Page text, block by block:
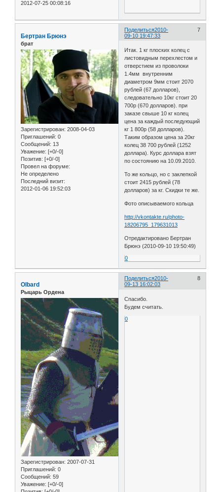
2012-07-25 00:08:16
Поделиться 7
2010-
09-10 19:47:33
Бертран Брюнэ
брат
Зарегистрирован: 2008-04-03
Приглашений: 0
Сообщений: 13
Уважение: [+0/-0]
Позитив: [+0/-0]
Провел на форуме:
Не определено
Последний визит:
2012-01-06 19:52:03
Итак. 1 кг плоских колец с
листовидным перехлестом и
отверстием из проволоки
1.4мм внутренним
диаметром 9мм стоит 2070
рублей (67 долларов),
следовательно 10кг стоит 20
700р (670 долларов). при
заказе свыше 10 кг колец
цена за каждый последующий
кг 1 800р (58 долларов).
Таким образом цена за 20кг
колец 38 700 рублей (1252
доллара). Курс доллара взят
по состоянию на 10.09.2010.
То же кольцо, но с заклепкой
стоит 2415 рублей (78
долларов) за кг. Скидки те же.
Фото описываемого кольца
http://vkontakte.ru/photo-
18206795_179631013
Отредактировано Бертран
Брюнэ (2010-09-10 19:50:49)
0
Поделиться 8
2010-
09-13 16:02:03
Olbard
Рыцарь Ордена
Зарегистрирован: 2007-07-31
Приглашений: 0
Сообщений: 59
Уважение: [+0/-0]
Спасибо.
Будем считать.
0